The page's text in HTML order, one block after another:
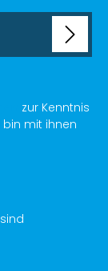
zur Kenntnis
mit ihnen